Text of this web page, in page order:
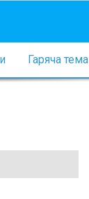
Гаряча тема